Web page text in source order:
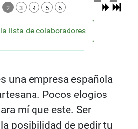
2 3 4 5 6
lista de colaboradores
una empresa española
Pocos elogios
mí que este. Ser
posibilidad de pedir tu